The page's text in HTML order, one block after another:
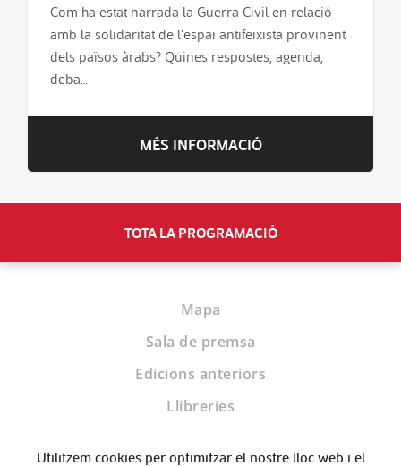
Utilitzem cookies per optimitzar el nostre lloc web i el
Com ha estat narrada la Guerra Civil en relació
amb la solidaritat de l'espai antifeixista provinent
dels països àrabs? Quines respostes, agenda,
deba…
MÉS INFORMACIÓ
TOTA LA PROGRAMACIÓ
Mapa
Sala de premsa
Edicions anteriors
Llibreries